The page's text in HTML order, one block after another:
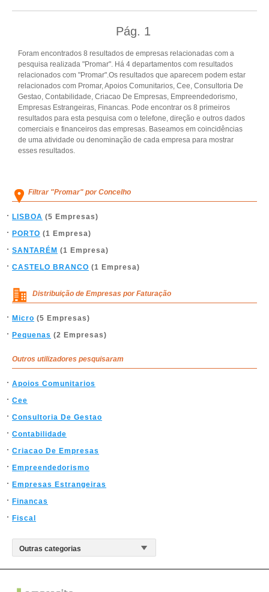
Pág. 1
Foram encontrados 8 resultados de empresas relacionadas com a
pesquisa realizada "Promar". Há 4 departamentos com resultados
relacionados com "Promar".Os resultados que aparecem podem estar
relacionados com Promar, Apoios Comunitarios, Cee, Consultoria De
Gestao, Contabilidade, Criacao De Empresas, Empreendedorismo,
Empresas Estrangeiras, Financas. Pode encontrar os 8 primeiros
resultados para esta pesquisa com o telefone, direção e outros dados
comerciais e financeiros das empresas. Baseamos em coincidências
de uma atividade ou denominação de cada empresa para mostrar
esses resultados.
Filtrar "Promar" por Concelho
LISBOA (5 Empresas)
PORTO (1 Empresa)
SANTARÉM (1 Empresa)
CASTELO BRANCO (1 Empresa)
Distribuição de Empresas por Faturação
Micro (5 Empresas)
Pequenas (2 Empresas)
Outros utilizadores pesquisaram
Apoios Comunitarios
Cee
Consultoria De Gestao
Contabilidade
Criacao De Empresas
Empreendedorismo
Empresas Estrangeiras
Financas
Fiscal